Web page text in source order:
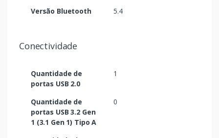
Versão Bluetooth
5.4
Conectividade
Quantidade de
portas USB 2.0
1
Quantidade de
portas USB 3.2 Gen
1 (3.1 Gen 1) Tipo A
0